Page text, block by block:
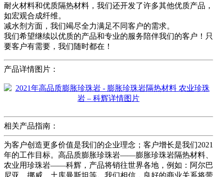
耐火材料和优质隔热材料，我们还开发了许多其他优质产品，
如宏观合成纤维。
减水剂方面，我们竭尽全力满足不同客户的需求。
我们希望继续以优质的产品和专业的服务陪伴我们的客户！只
要客户有需要，我们随时都在！
产品详情图片：
相关产品指南：
为客户创造更多价值是我们的企业理念；客户增长是我们2021
年的工作目标。高品质膨胀珍珠岩——膨胀珍珠岩隔热材料、
农业用珍珠岩——科辉，产品将销往世界各地，例如：阿尔巴
尼亚、挪威、土库曼斯坦等。我们相信，良好的商业关系将带